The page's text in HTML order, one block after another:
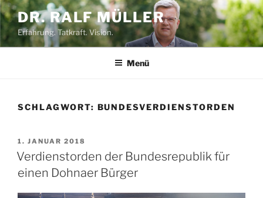
Zum
Inhalt
springen
DR. RALF MÜLLER
Erfahrung. Tatkraft. Vision.
Menü
SCHLAGWORT: BUNDESVERDIENSTORDEN
VERÖFFENTLICHT
AM
1. JANUAR 2018
Verdienstorden der Bundesrepublik für
einen Dohnaer Bürger